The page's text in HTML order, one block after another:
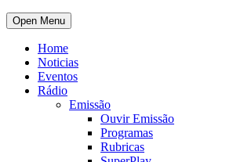
Open Menu
Home
Noticias
Eventos
Rádio
Emissão
Ouvir Emissão
Programas
Rubricas